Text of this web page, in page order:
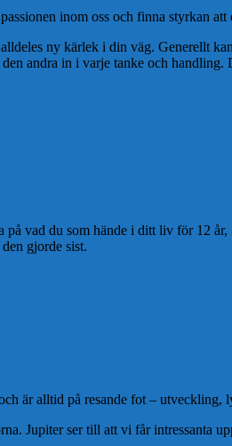
inom oss och finna styrkan
ny kärlek i din väg. Generellt
andra in i varje tanke och
vad du som hände i ditt liv för 12
gjorde sist.
är alltid på resande fot – utveckling,
Jupiter ser till att vi får intressanta